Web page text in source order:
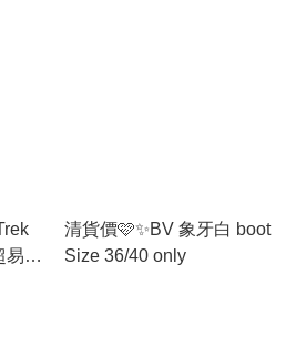
清貨價🩷✨BV 象牙白 boot
Size 36/40 only